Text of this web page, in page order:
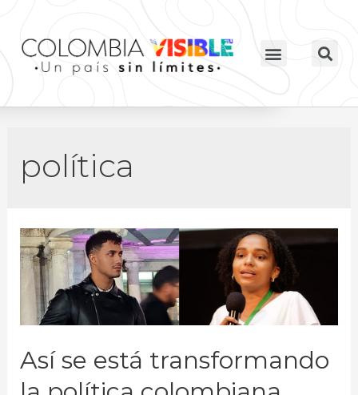
política
Así se está transformando